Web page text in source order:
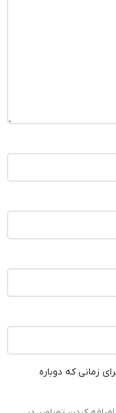
زمانی که دوباره